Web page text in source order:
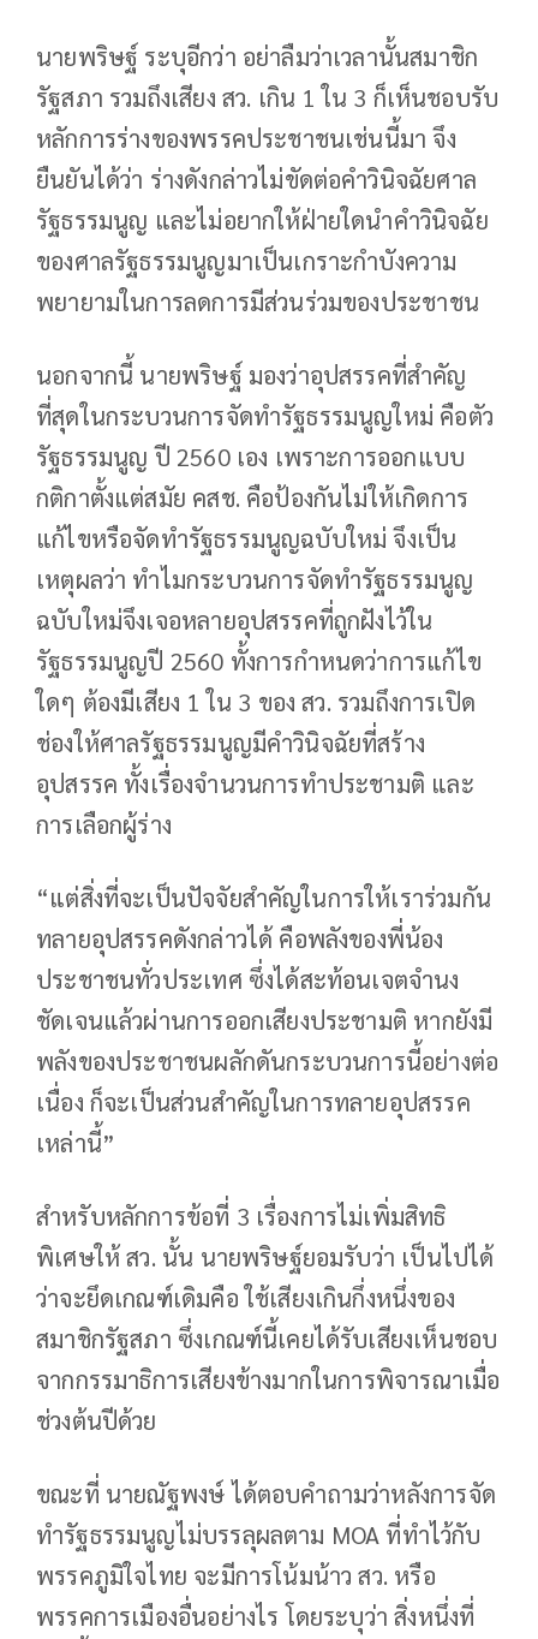
นายพริษฐ์ ระบุอีกว่า อย่าลืมว่าเวลานั้นสมาชิก
รัฐสภา รวมถึงเสียง สว. เกิน 1 ใน 3 ก็เห็นชอบรับ
หลักการร่างของพรรคประชาชนเช่นนี้มา จึง
ยืนยันได้ว่า ร่างดังกล่าวไม่ขัดต่อคำวินิจฉัยศาล
รัฐธรรมนูญ และไม่อยากให้ฝ่ายใดนำคำวินิจฉัย
ของศาลรัฐธรรมนูญมาเป็นเกราะกำบังความ
พยายามในการลดการมีส่วนร่วมของประชาชน
นอกจากนี้ นายพริษฐ์ มองว่าอุปสรรคที่สำคัญ
ที่สุดในกระบวนการจัดทำรัฐธรรมนูญใหม่ คือตัว
รัฐธรรมนูญ ปี 2560 เอง เพราะการออกแบบ
กติกาตั้งแต่สมัย คสช. คือป้องกันไม่ให้เกิดการ
แก้ไขหรือจัดทำรัฐธรรมนูญฉบับใหม่ จึงเป็น
เหตุผลว่า ทำไมกระบวนการจัดทำรัฐธรรมนูญ
ฉบับใหม่จึงเจอหลายอุปสรรคที่ถูกฝังไว้ใน
รัฐธรรมนูญปี 2560 ทั้งการกำหนดว่าการแก้ไข
ใดๆ ต้องมีเสียง 1 ใน 3 ของ สว. รวมถึงการเปิด
ช่องให้ศาลรัฐธรรมนูญมีคำวินิจฉัยที่สร้าง
อุปสรรค ทั้งเรื่องจำนวนการทำประชามติ และ
การเลือกผู้ร่าง
“แต่สิ่งที่จะเป็นปัจจัยสำคัญในการให้เราร่วมกัน
ทลายอุปสรรคดังกล่าวได้ คือพลังของพี่น้อง
ประชาชนทั่วประเทศ ซึ่งได้สะท้อนเจตจำนง
ชัดเจนแล้วผ่านการออกเสียงประชามติ หากยังมี
พลังของประชาชนผลักดันกระบวนการนี้อย่างต่อ
เนื่อง ก็จะเป็นส่วนสำคัญในการทลายอุปสรรค
เหล่านี้”
สำหรับหลักการข้อที่ 3 เรื่องการไม่เพิ่มสิทธิ
พิเศษให้ สว. นั้น นายพริษฐ์ยอมรับว่า เป็นไปได้
ว่าจะยึดเกณฑ์เดิมคือ ใช้เสียงเกินกึ่งหนึ่งของ
สมาชิกรัฐสภา ซึ่งเกณฑ์นี้เคยได้รับเสียงเห็นชอบ
จากกรรมาธิการเสียงข้างมากในการพิจารณาเมื่อ
ช่วงต้นปีด้วย
ขณะที่ นายณัฐพงษ์ ได้ตอบคำถามว่าหลังการจัด
ทำรัฐธรรมนูญไม่บรรลุผลตาม MOA ที่ทำไว้กับ
พรรคภูมิใจไทย จะมีการโน้มน้าว สว. หรือ
พรรคการเมืองอื่นอย่างไร โดยระบุว่า สิ่งหนึ่งที่